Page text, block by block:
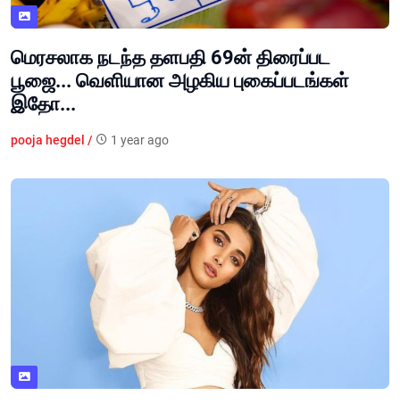
மெரசலாக நடந்த தளபதி 69ன் திரைப்பட
பூஜை... வெளியான அழகிய புகைப்படங்கள்
இதோ...
pooja hegdel / 1 year ago